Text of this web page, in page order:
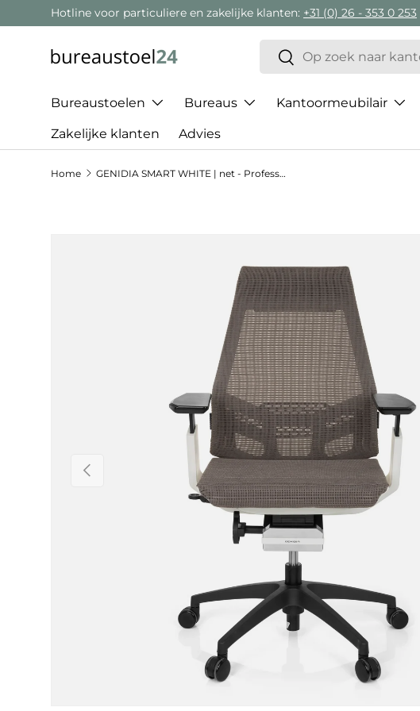
Ga naar inhoud
Hotline voor particuliere en zakelijke klanten: +31 (0) 26 - 353 0 253
Zoeken
Zoeken
Bureaustoelen Bureaus Kantoormeubilair
Zakelijke klanten Advies
Home GENIDIA SMART WHITE | net - Professionele bureaustoel
Ga direct naar productinformatie
Vorige